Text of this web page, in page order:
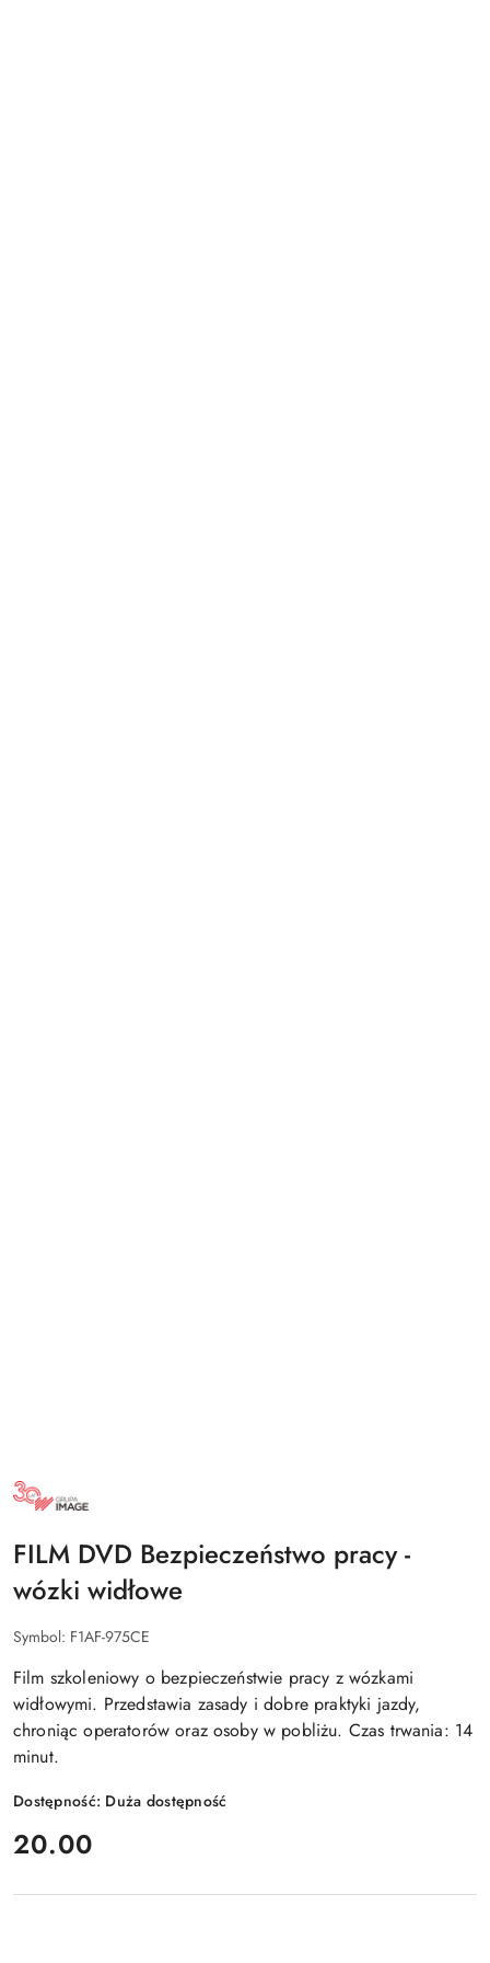
NAZWA
PRODUCENTA:
GRUPA
FILM DVD Bezpieczeństwo pracy -
wózki widłowe
Symbol: F1AF-975CE
Film szkoleniowy o bezpieczeństwie pracy z wózkami
widłowymi. Przedstawia zasady i dobre praktyki jazdy,
chroniąc operatorów oraz osoby w pobliżu. Czas trwania: 14
minut.
Dostępność: Duża dostępność
cena:
20.00